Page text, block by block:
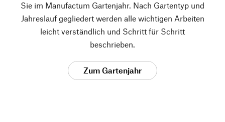
Sie im Manufactum Gartenjahr. Nach Gartentyp und
Jahreslauf gegliedert werden alle wichtigen Arbeiten
leicht verständlich und Schritt für Schritt
beschrieben.
Zum Gartenjahr